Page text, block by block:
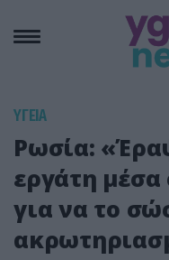
ΥΓΕΙΑ
Ρωσία:
εργάτη μέσα
για να το